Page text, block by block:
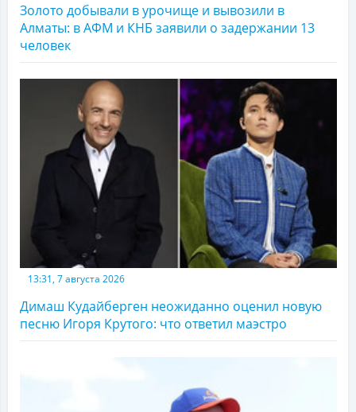
Золото добывали в урочище и вывозили в
Алматы: в АФМ и КНБ заявили о задержании 13
человек
13:31, 7 августа 2026
Димаш Кудайберген неожиданно оценил новую
песню Игоря Крутого: что ответил маэстро